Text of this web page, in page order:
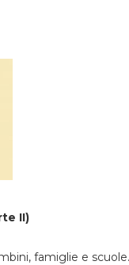
II)
famiglie e